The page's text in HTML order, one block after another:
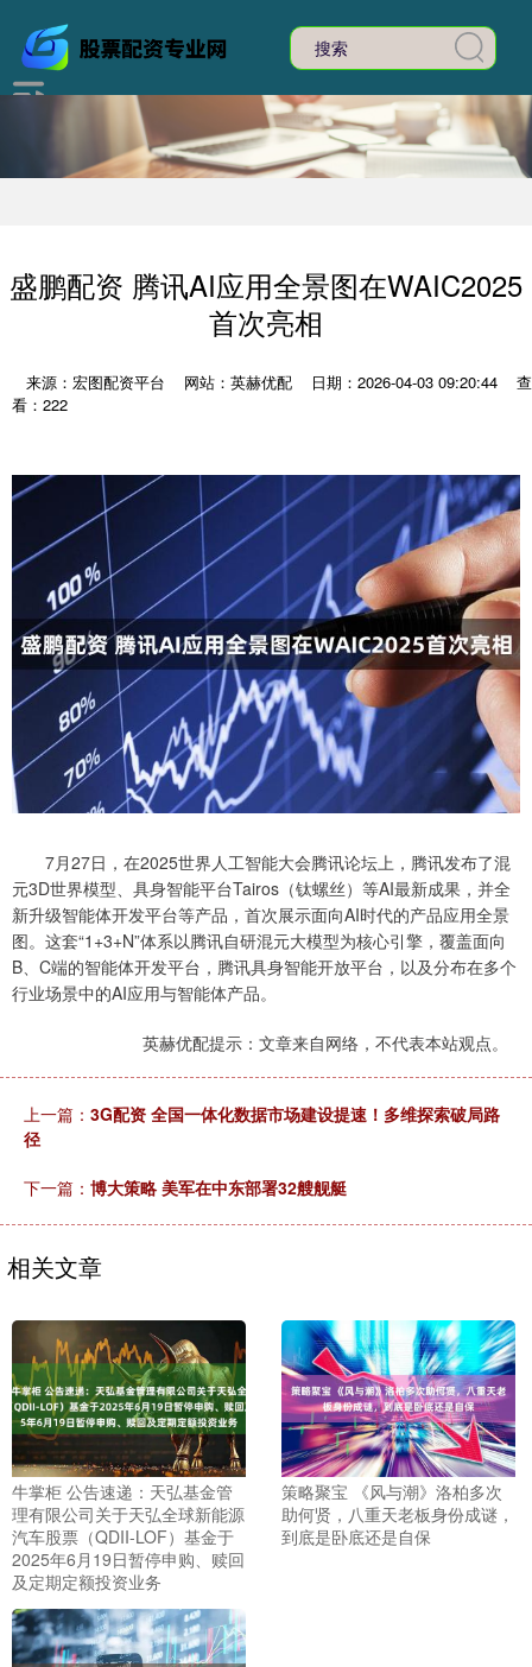
盛鹏配资 腾讯AI应用全景图在WAIC2025
首次亮相
来源：宏图配资平台 网站：英赫优配 日期：2026-04-03 09:20:44
查
看：222
7月27日，在2025世界人工智能大会腾讯论坛上，腾讯发布了混
元3D世界模型、具身智能平台Tairos（钛螺丝）等AI最新成果，并全
新升级智能体开发平台等产品，首次展示面向AI时代的产品应用全景
图。这套“1+3+N”体系以腾讯自研混元大模型为核心引擎，覆盖面向
B、C端的智能体开发平台，腾讯具身智能开放平台，以及分布在多个
行业场景中的AI应用与智能体产品。
英赫优配提示：文章来自网络，不代表本站观点。
上一篇： 3G配资 全国一体化数据市场建设提速！多维探索破局路
径
下一篇： 博大策略 美军在中东部署32艘舰艇
相关文章
牛掌柜 公告速递：天弘基金管
理有限公司关于天弘全球新能源
汽车股票（QDII-LOF）基金于
2025年6月19日暂停申购、赎回
及定期定额投资业务
策略聚宝 《风与潮》洛柏多次
助何贤，八重天老板身份成谜，
到底是卧底还是自保